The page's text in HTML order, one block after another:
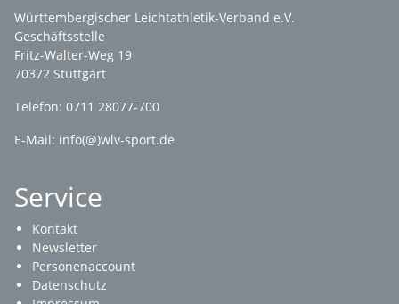
Württembergischer Leichtathletik-Verband e.V.
Geschäftsstelle
Fritz-Walter-Weg 19
70372 Stuttgart
Telefon: 0711 28077-700
E-Mail: info(@)wlv-sport.de
Service
Kontakt
Newsletter
Personenaccount
Datenschutz